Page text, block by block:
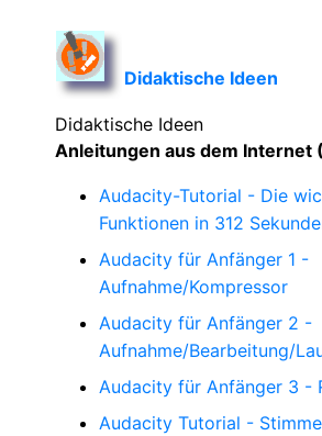
Didaktische Ideen
Didaktische Ideen
Anleitungen aus dem Internet
Audacity-Tutorial - Die
Funktionen in 312
Audacity für Anfänger 1 -
Aufnahme/Kompressor
Audacity für Anfänger 2 -
Aufnahme/Bearbeitung/
Audacity für Anfänger 3 -
Audacity Tutorial -